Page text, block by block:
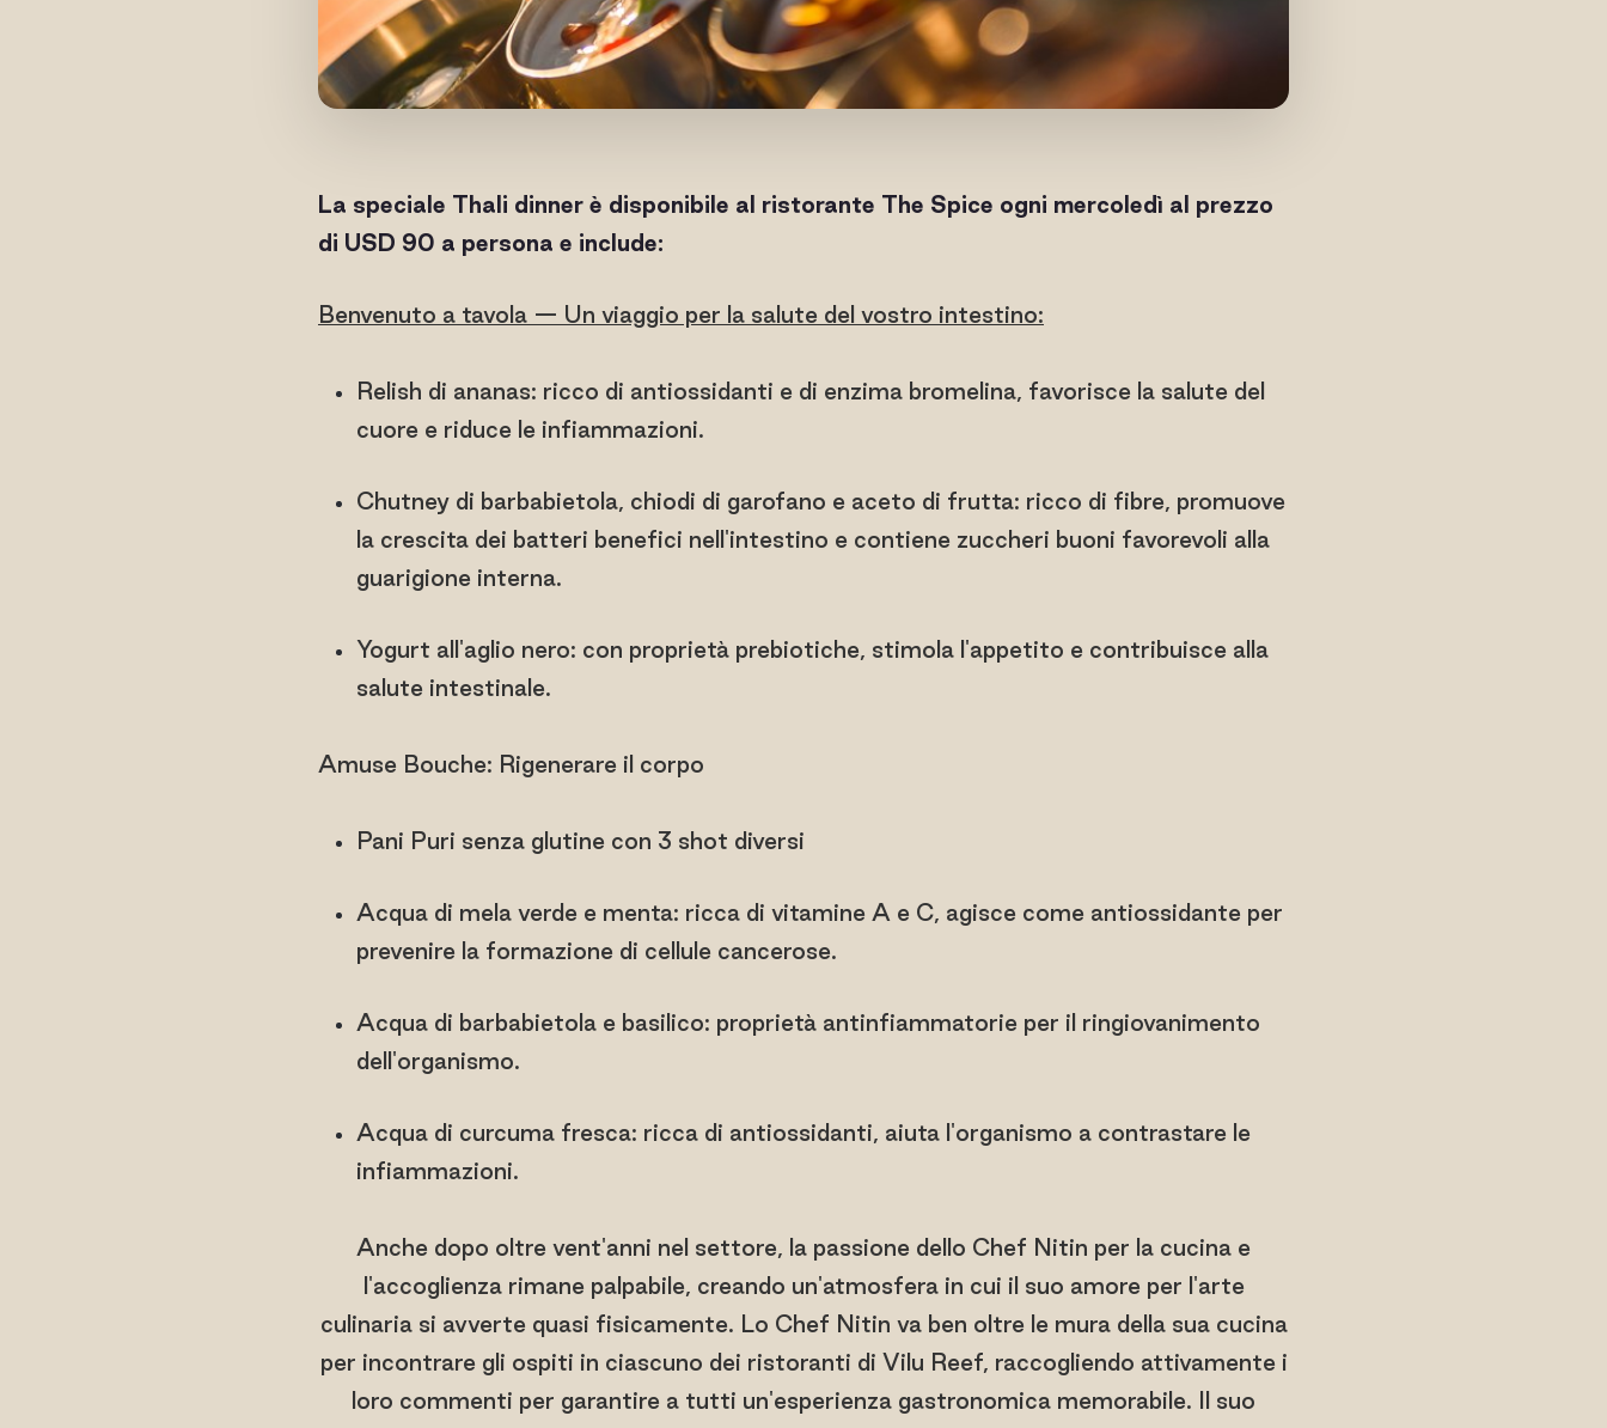
La speciale Thali dinner è disponibile al ristorante The Spice ogni mercoledì al prezzo
di USD 90 a persona e include:
Benvenuto a tavola — Un viaggio per la salute del vostro intestino:
Relish di ananas: ricco di antiossidanti e di enzima bromelina, favorisce la salute del
cuore e riduce le infiammazioni.
Chutney di barbabietola, chiodi di garofano e aceto di frutta: ricco di fibre, promuove
la crescita dei batteri benefici nell'intestino e contiene zuccheri buoni favorevoli alla
guarigione interna.
Yogurt all'aglio nero: con proprietà prebiotiche, stimola l'appetito e contribuisce alla
salute intestinale.
Amuse Bouche: Rigenerare il corpo
Pani Puri senza glutine con 3 shot diversi
Acqua di mela verde e menta: ricca di vitamine A e C, agisce come antiossidante per
prevenire la formazione di cellule cancerose.
Acqua di barbabietola e basilico: proprietà antinfiammatorie per il ringiovanimento
dell'organismo.
Acqua di curcuma fresca: ricca di antiossidanti, aiuta l'organismo a contrastare le
infiammazioni.
Anche dopo oltre vent'anni nel settore, la passione dello Chef Nitin per la cucina e
l'accoglienza rimane palpabile, creando un'atmosfera in cui il suo amore per l'arte
culinaria si avverte quasi fisicamente. Lo Chef Nitin va ben oltre le mura della sua cucina
per incontrare gli ospiti in ciascuno dei ristoranti di Vilu Reef, raccogliendo attivamente i
loro commenti per garantire a tutti un'esperienza gastronomica memorabile. Il suo